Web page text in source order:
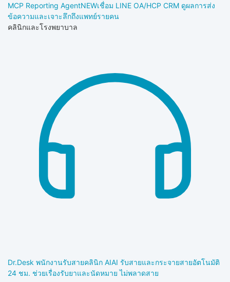
MCP Reporting AgentNEWเชื่อม LINE OA/HCP CRM ดูผลการส่ง
ข้อความและเจาะลึกถึงแพทย์รายคน
คลินิกและโรงพยาบาล
Dr.Desk พนักงานรับสายคลินิก AIAI รับสายและกระจายสายอัตโนมัติ
24 ชม. ช่วยเรื่องรับยาและนัดหมาย ไม่พลาดสาย